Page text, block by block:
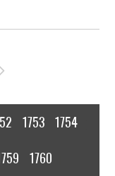
1753 1754
1760